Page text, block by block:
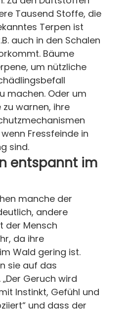
Tausend Stoffe, die
Terpen ist
auch in den Schalen
Bäume
um nützliche
machen. Oder um
warnen, ihre
Fressfeinde in
sind.
entspannt im
manche der
andere
der Mensch
da ihre
Wald gering ist.
sie auf das
Geruch wird
Instinkt, Gefühl und
und dass der